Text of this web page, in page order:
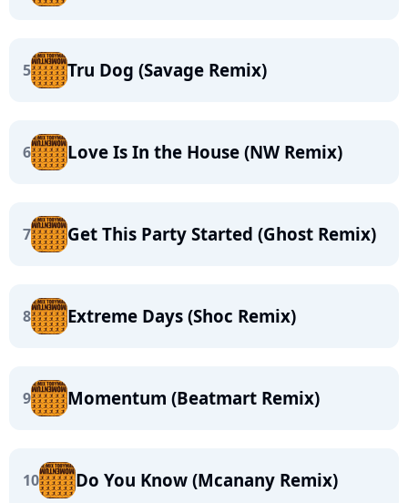
5 Tru Dog (Savage Remix)
6 Love Is In the House (NW Remix)
7 Get This Party Started (Ghost Remix)
8 Extreme Days (Shoc Remix)
9 Momentum (Beatmart Remix)
10 Do You Know (Mcanany Remix)